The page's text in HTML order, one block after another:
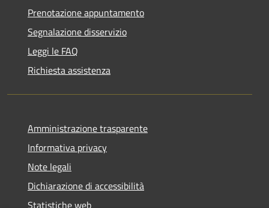
Prenotazione appuntamento
Segnalazione disservizio
Leggi le FAQ
Richiesta assistenza
Amministrazione trasparente
Informativa privacy
Note legali
Dichiarazione di accessibilità